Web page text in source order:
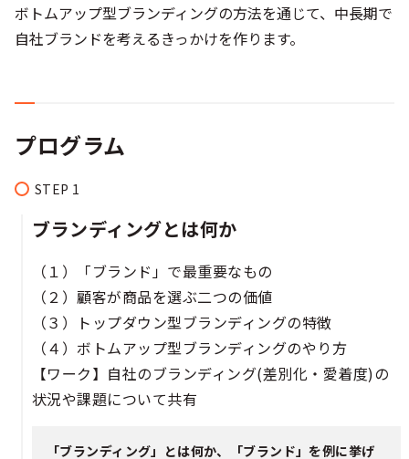
ボトムアップ型ブランディングの方法を通じて、中長期で
自社ブランドを考えるきっかけを作ります。
プログラム
ブランディングとは何か​​​​​
（１）「ブランド」で最重要なもの​​
（２）顧客が商品を選ぶ二つの価値​​
（３）トップダウン型ブランディングの特徴​
（４）ボトムアップ型ブランディングのやり方​​
【ワーク】自社のブランディング(差別化・愛着度)の
状況や課題について共有​​​
「ブランディング」とは何か、「ブランド」を例に挙げ